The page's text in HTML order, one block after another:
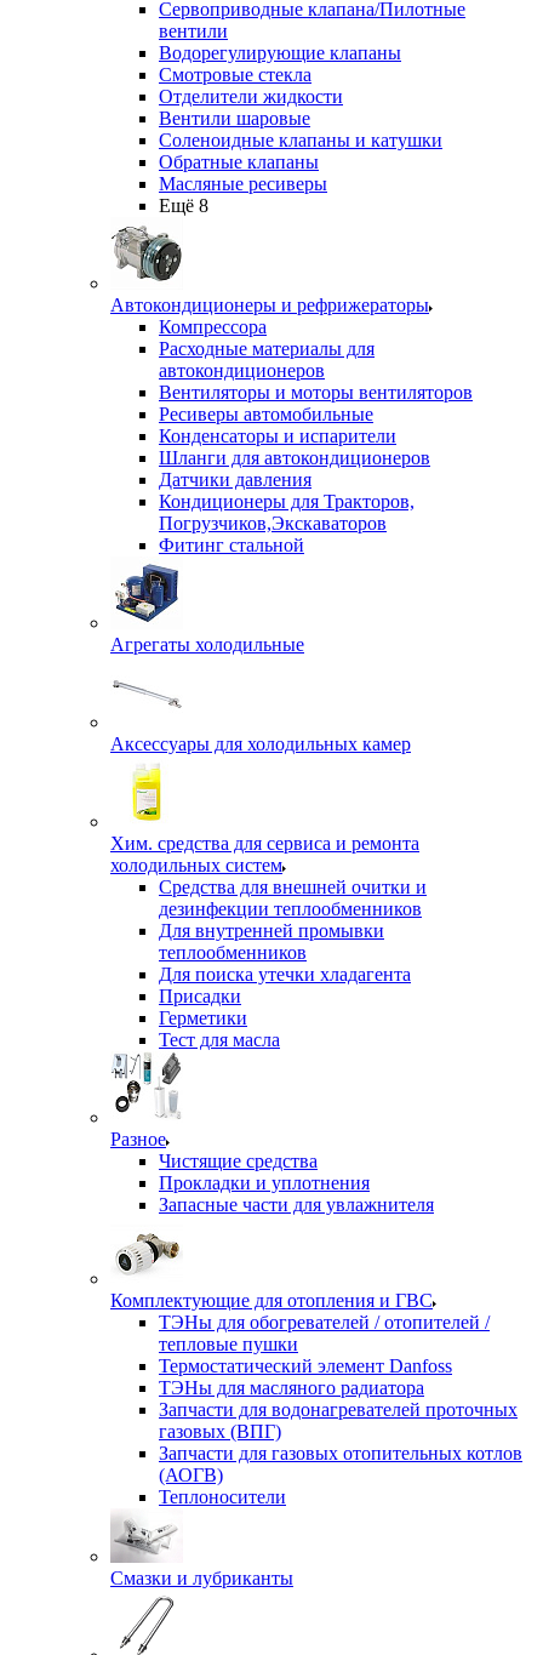
Сервоприводные клапана/Пилотные
вентили
Водорегулирующие клапаны
Смотровые стекла
Отделители жидкости
Вентили шаровые
Соленоидные клапаны и катушки
Обратные клапаны
Масляные ресиверы
Ещё 8
Автокондиционеры и рефрижераторы
Компрессора
Расходные материалы для
автокондиционеров
Вентиляторы и моторы вентиляторов
Ресиверы автомобильные
Конденсаторы и испарители
Шланги для автокондиционеров
Датчики давления
Кондиционеры для Тракторов,
Погрузчиков,Экскаваторов
Фитинг стальной
Агрегаты холодильные
Аксессуары для холодильных камер
Хим. средства для сервиса и ремонта
холодильных систем
Средства для внешней очитки и
дезинфекции теплообменников
Для внутренней промывки
теплообменников
Для поиска утечки хладагента
Присадки
Герметики
Тест для масла
Разное
Чистящие средства
Прокладки и уплотнения
Запасные части для увлажнителя
Комплектующие для отопления и ГВС
ТЭНы для обогревателей / отопителей /
тепловые пушки
Термостатический элемент Danfoss
ТЭНы для масляного радиатора
Запчасти для водонагревателей проточных
газовых (ВПГ)
Запчасти для газовых отопительных котлов
(АОГВ)
Теплоносители
Смазки и лубриканты